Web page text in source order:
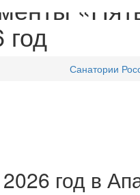
год
Санатории
год в